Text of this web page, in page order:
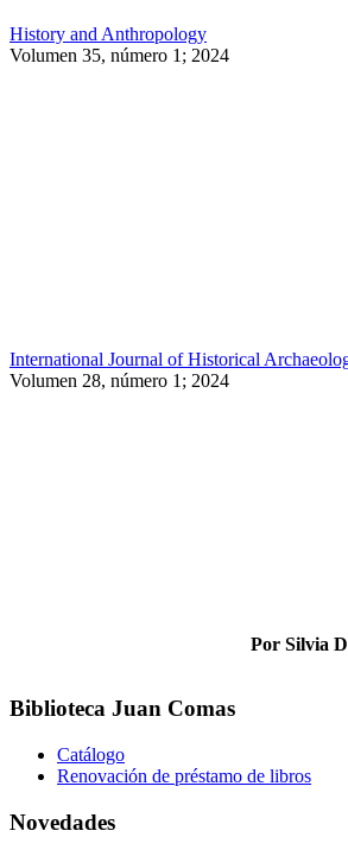
History and Anthropology
Volumen 35, número 1; 2024
International Journal of Historical
Volumen 28, número 1; 2024
Por Silvia
Biblioteca Juan Comas
Catálogo
Renovación de préstamo de libros
Novedades